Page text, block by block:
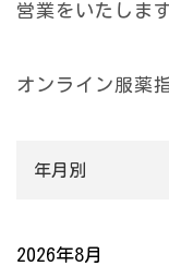
営業をいたします
オンライン服薬指
年月別
2026年8月